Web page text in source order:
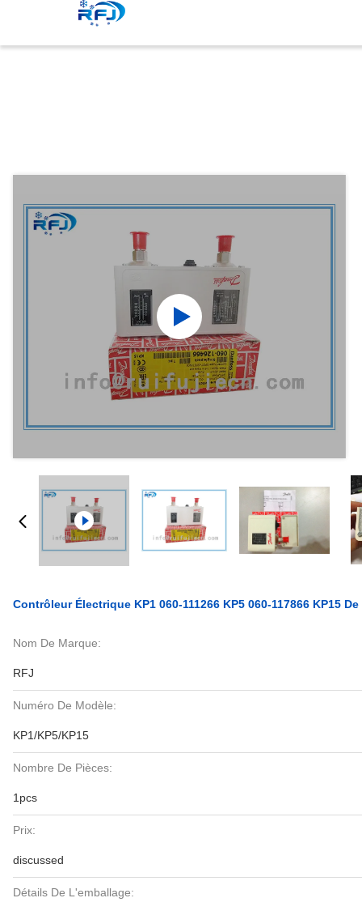
Contrôleur Électrique KP1 060-111266 KP5 060-117866 KP15
Nom De Marque:
RFJ
Numéro De Modèle:
KP1/KP5/KP15
Nombre De Pièces:
1pcs
Prix:
discussed
Détails De L'emballage: